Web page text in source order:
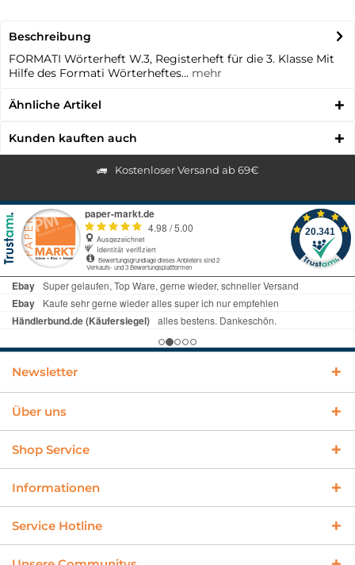
Beschreibung
FORMATI Wörterheft W.3, Registerheft für die 3. Klasse Mit
Hilfe des Formati Wörterheftes... mehr
Ähnliche Artikel
Kunden kauften auch
Kostenloser Versand ab 69€
Newsletter
Über uns
Shop Service
Informationen
Service Hotline